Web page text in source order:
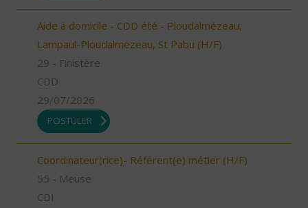
Aide à domicile - CDD été - Ploudalmézeau,
Lampaul-Ploudalmézeau, St Pabu (H/F)
29 - Finistère
CDD
29/07/2026
POSTULER
Coordinateur(rice)- Référent(e) métier (H/F)
55 - Meuse
CDI